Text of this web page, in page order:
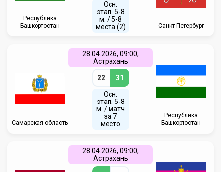
Республика
Башкортостан
Осн.
этап. 5-8
м. / 5-8
места (2)
Санкт-Петербург
Самарская область
28.04.2026, 09:00,
Астрахань
22 31
Осн.
этап. 5-8
м. / матч
за 7
место
Республика
Башкортостан
28.04.2026, 09:00,
Астрахань